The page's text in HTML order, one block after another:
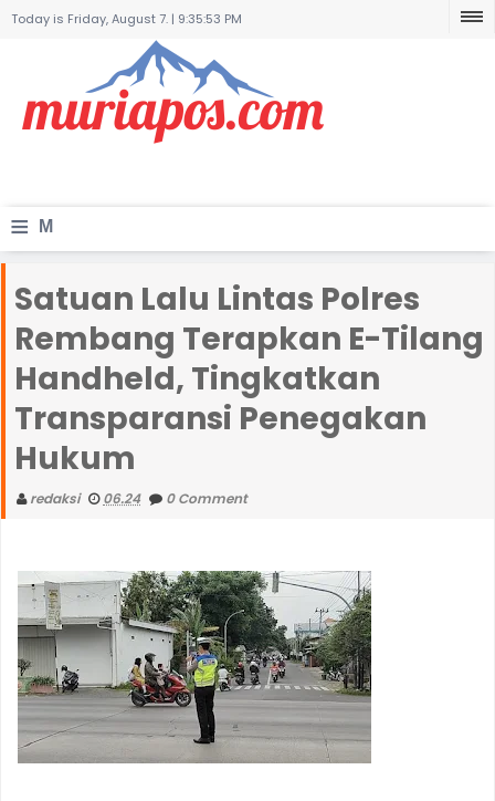
Today is Friday, August 7. | 9:35:53 PM
≡ M
n
u
Satuan Lalu Lintas Polres
Rembang Terapkan E-Tilang
Handheld, Tingkatkan
Transparansi Penegakan
Hukum
redaksi 06.24 0 Comment